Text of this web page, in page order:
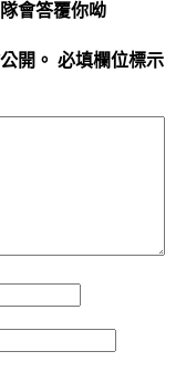
會答覆你呦
開。 必填欄位標示